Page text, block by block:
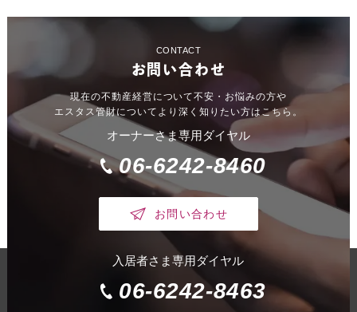
CONTACT
お問い合わせ
現在の不動産経営について不安・お悩みの方や
エスタス管財についてより深く知りたい方はこちら。
オーナーさま専用ダイヤル
06-6242-8460
お問い合わせ
入居者さま専用ダイヤル
06-6242-8463